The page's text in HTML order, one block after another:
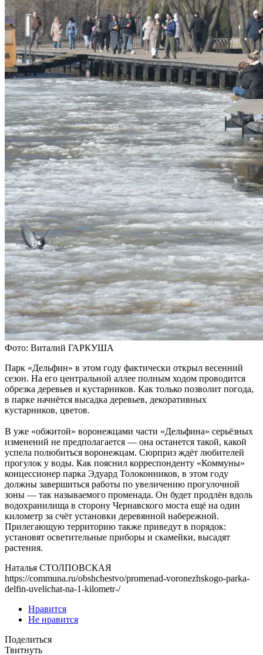
Фото: Виталий ГАРКУША
Парк «Дельфин» в этом году фактически открыл весенний
сезон. На его центральной аллее полным ходом проводится
обрезка деревьев и кустарников. Как только позволит погода,
в парке начнётся высадка деревьев, декоративных
кустарников, цветов.
В уже «обжитой» воронежцами части «Дельфина» серьёзных
изменений не предполагается — она останется такой, какой
успела полюбиться воронежцам. Сюрприз ждёт любителей
прогулок у воды. Как пояснил корреспонденту «Коммуны»
концессионер парка Эдуард Толоконников, в этом году
должны завершиться работы по увеличению прогулочной
зоны — так называемого променада. Он будет продлён вдоль
водохранилища в сторону Чернавского моста ещё на один
километр за счёт установки деревянной набережной.
Прилегающую территорию также приведут в порядок:
установят осветительные приборы и скамейки, высадят
растения.
Наталья СТОЛПОВСКАЯ
https://communa.ru/obshchestvo/promenad-voronezhskogo-parka-
delfin-uvelichat-na-1-kilometr-/
Нравится
Не нравится
Поделиться
Твитнуть